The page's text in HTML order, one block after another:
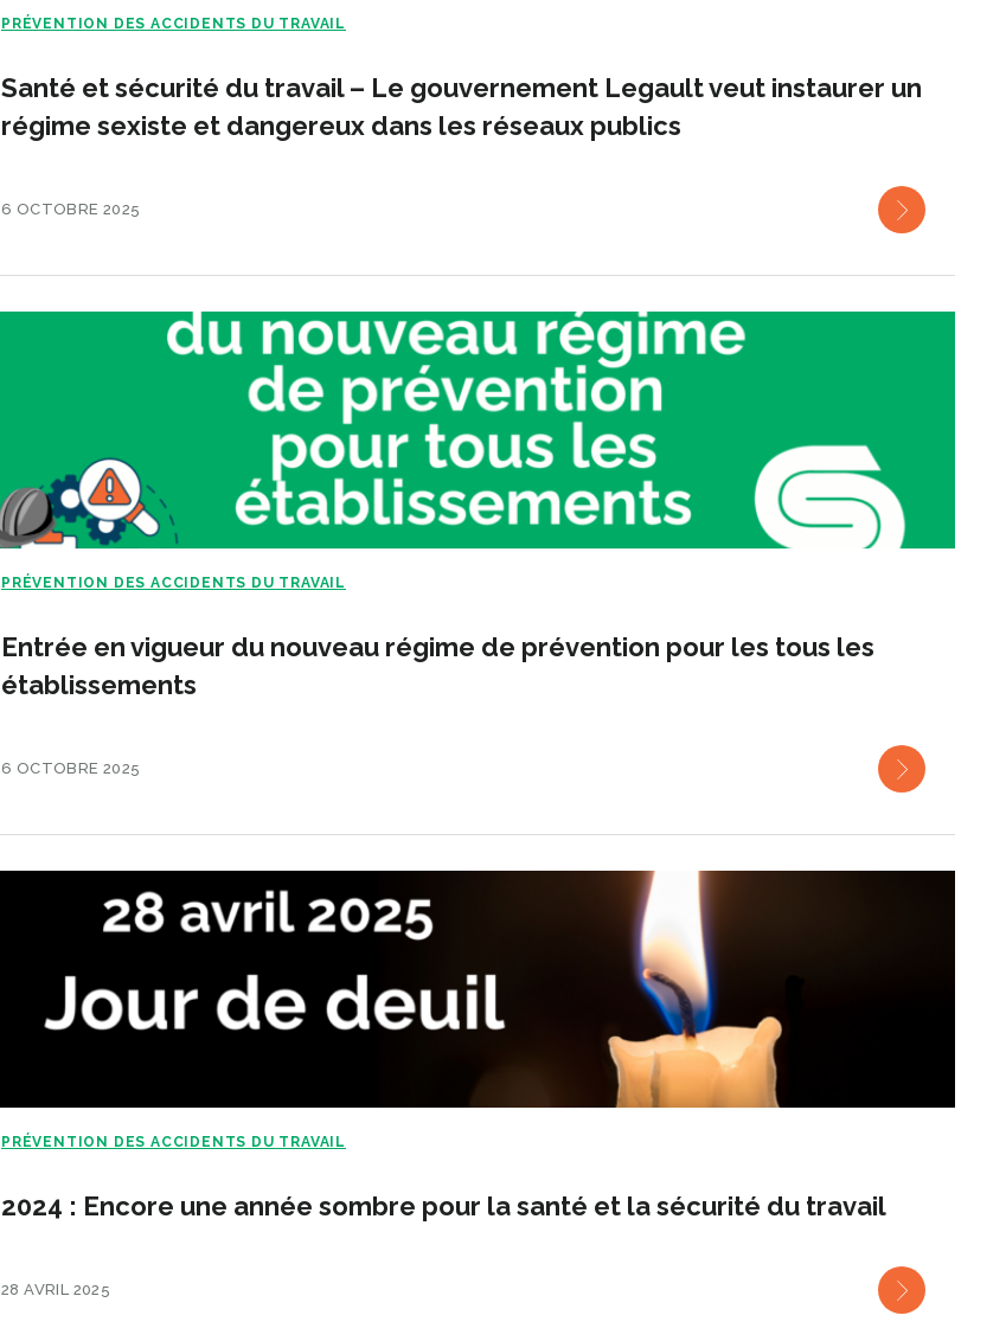
PRÉVENTION DES ACCIDENTS DU TRAVAIL
Santé et sécurité du travail – Le gouvernement Legault veut instaurer un
régime sexiste et dangereux dans les réseaux publics
6 OCTOBRE 2025
PRÉVENTION DES ACCIDENTS DU TRAVAIL
Entrée en vigueur du nouveau régime de prévention pour les tous les
établissements
6 OCTOBRE 2025
PRÉVENTION DES ACCIDENTS DU TRAVAIL
2024 : Encore une année sombre pour la santé et la sécurité du travail
28 AVRIL 2025